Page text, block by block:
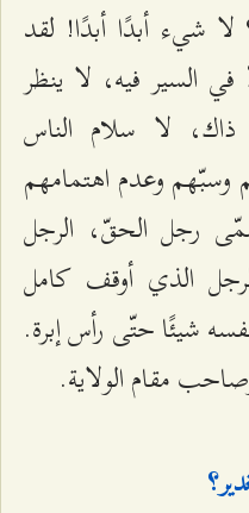
شيء أبدًا أبدًا! لقد
السير فيه، لا ينظر
ذاك، لا سلام الناس
وسبّهم وعدم اهتمامهم
رجل الحقّ، الرجل
الذي أوقف كامل
شيئًا حتّى رأس إبرة.
مقام الولاية.